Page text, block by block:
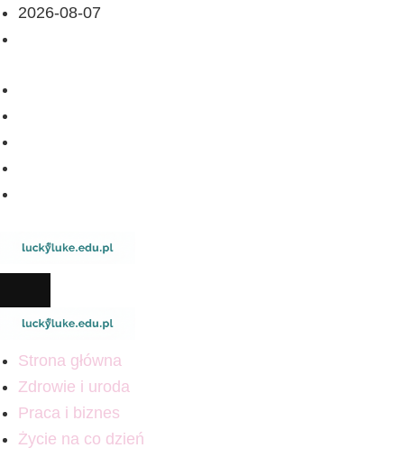
2026-08-07
Strona główna
Zdrowie i uroda
Praca i biznes
Życie na co dzień